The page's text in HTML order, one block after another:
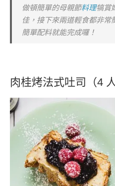
做頓簡單的母親節料理犒賞
佳，接下來兩道輕食都非常
簡單配料就能完成囉！
肉桂烤法式吐司（4 人